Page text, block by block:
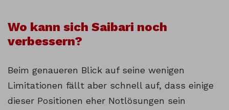
Wo kann sich Saibari noch
verbessern?
Beim genaueren Blick auf seine wenigen
Limitationen fällt aber schnell auf, dass einige
dieser Positionen eher Notlösungen sein